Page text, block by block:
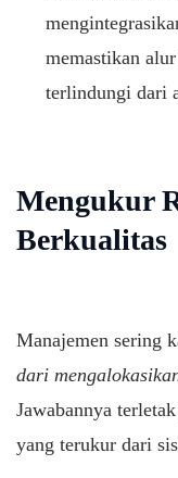
memastikan
terlindungi dari
Mengukur
Berkualitas
Manajemen sering
dari
Jawabannya
yang terukur dari